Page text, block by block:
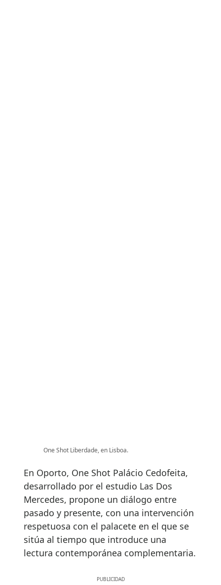
One Shot Liberdade, en Lisboa.
En Oporto, One Shot Palácio Cedofeita,
desarrollado por el estudio Las Dos
Mercedes, propone un diálogo entre
pasado y presente, con una intervención
respetuosa con el palacete en el que se
sitúa al tiempo que introduce una
lectura contemporánea complementaria.